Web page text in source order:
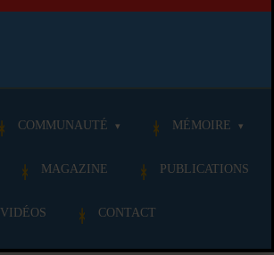
COMMUNAUTÉ MÉMOIRE
MAGAZINE PUBLICATIONS
VIDÉOS CONTACT